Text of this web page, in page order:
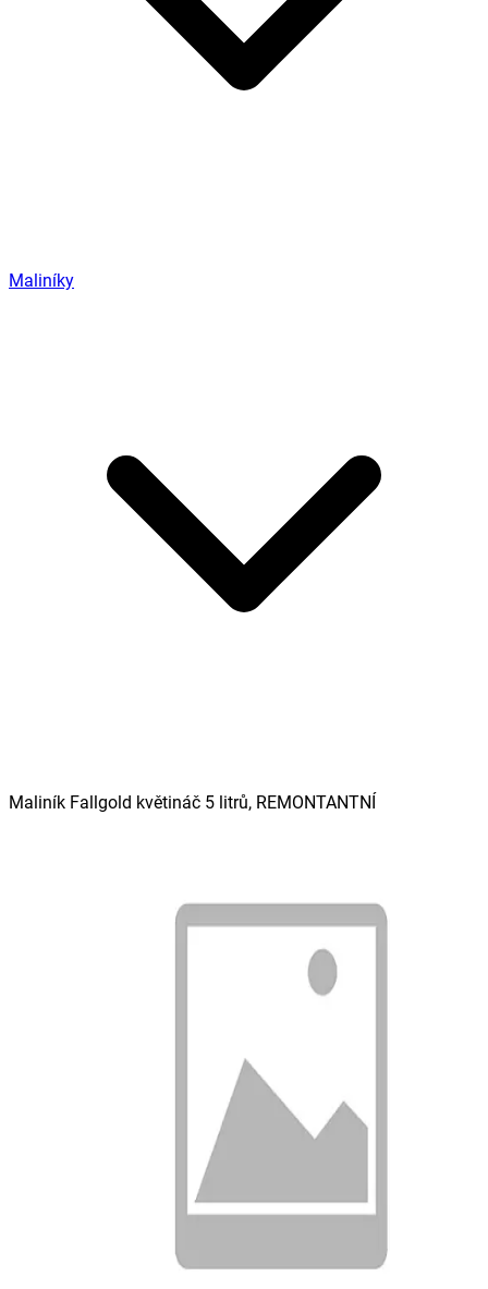
Maliníky
Maliník Fallgold květináč 5 litrů, REMONTANTNÍ